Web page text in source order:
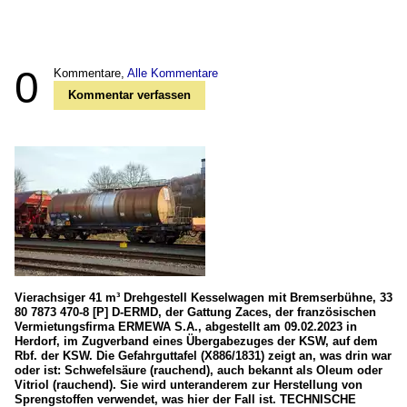
0 Kommentare, Alle Kommentare
Kommentar verfassen
Vierachsiger 41 m³ Drehgestell Kesselwagen mit Bremserbühne, 33
80 7873 470-8 [P] D-ERMD, der Gattung Zaces, der französischen
Vermietungsfirma ERMEWA S.A., abgestellt am 09.02.2023 in
Herdorf, im Zugverband eines Übergabezuges der KSW, auf dem
Rbf. der KSW. Die Gefahrguttafel (X886/1831) zeigt an, was drin war
oder ist: Schwefelsäure (rauchend), auch bekannt als Oleum oder
Vitriol (rauchend). Sie wird unteranderem zur Herstellung von
Sprengstoffen verwendet, was hier der Fall ist. TECHNISCHE